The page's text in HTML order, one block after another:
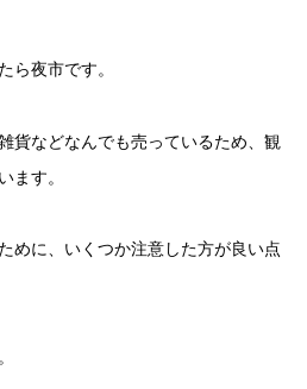
ら夜市です。
貨などなんでも売っているため、観
ます。
めに、いくつか注意した方が良い点